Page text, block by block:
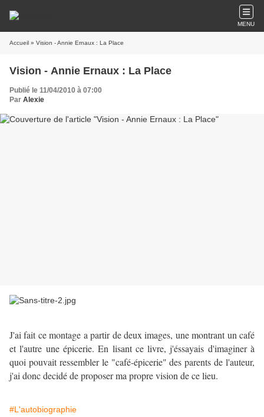
MENU
Accueil » Vision - Annie Ernaux : La Place
Vision - Annie Ernaux : La Place
Publié le 11/04/2010 à 07:00
Par Alexie
J'ai fait ce montage a partir de deux images, une montrant un café
et l'autre une épicerie. En lisant ce livre, j'éssayais d'imaginer à
quoi pouvait ressembler le "café-épicerie" des parents de l'auteur,
j'ai donc decidé de proposer ma propre vision de ce lieu.
#L'autobiographie